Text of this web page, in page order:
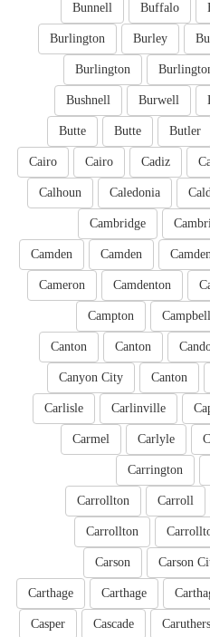
Buffalo
Bunnell
Burley
Burlington
Burlington
Burwell
Bushnell
Butler
Butte
Butte
Cadiz
Cairo
Cairo
Caledonia
Calhoun
Cambridge
Camden
Camden
Camdenton
Cameron
Campton
Canton
Canton
Canton
Canyon City
Carlinville
Carlisle
Carlyle
Carmel
Carrington
Carroll
Carrollton
Carrollton
Carson
Carson
Carthage
Carthage
Cascade
Casper